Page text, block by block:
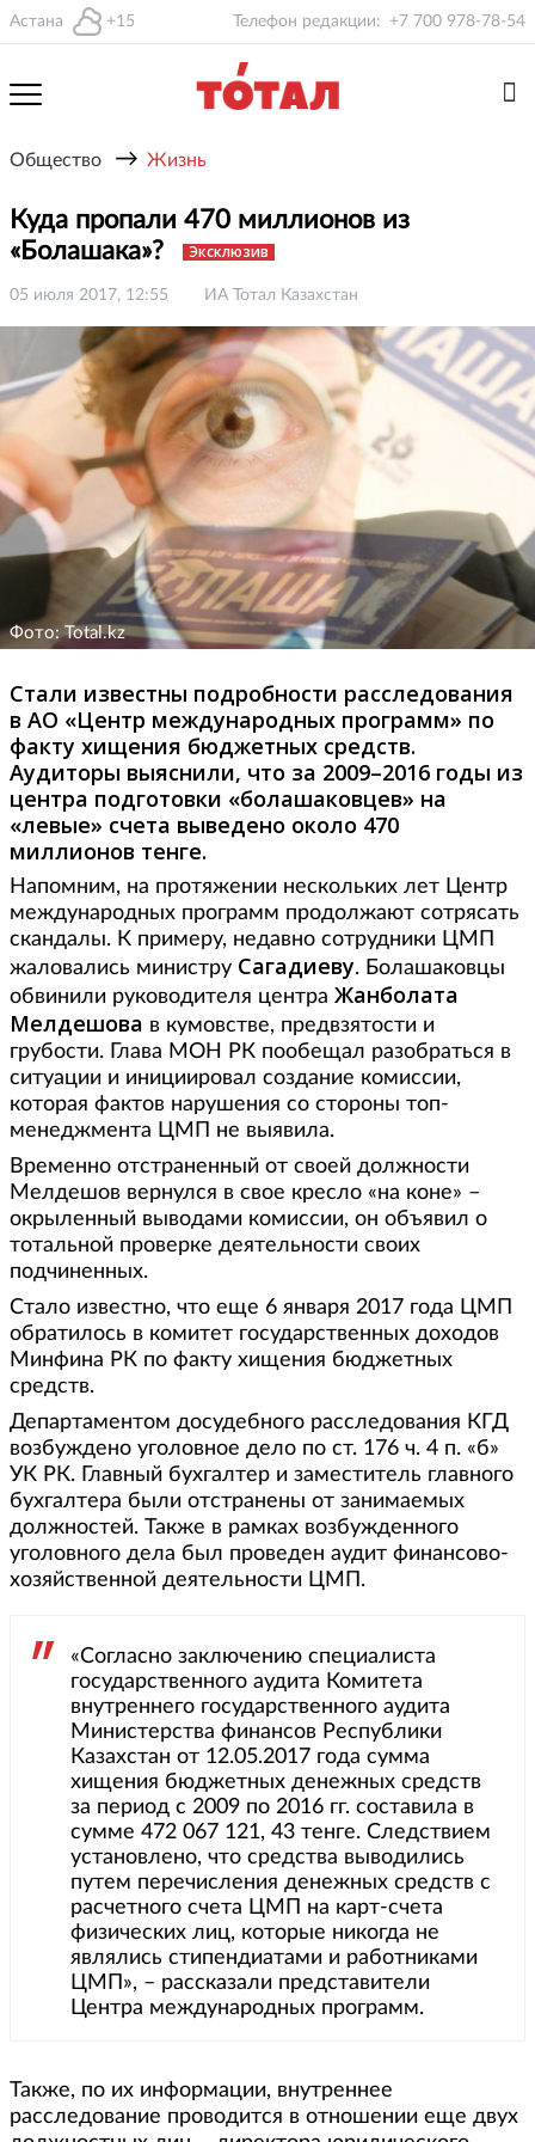
Астана +15 Телефон редакции: +7 700 978-78-54
Общество → Жизнь
Куда пропали 470 миллионов из
«Болашака»?
Эксклюзив
05 июля 2017, 12:55 ИА Тотал Казахстан
Фото: Total.kz
Стали известны подробности расследования
в АО «Центр международных программ» по
факту хищения бюджетных средств.
Аудиторы выяснили, что за 2009–2016 годы из
центра подготовки «болашаковцев» на
«левые» счета выведено около 470
миллионов тенге.
Напомним, на протяжении нескольких лет Центр
международных программ продолжают сотрясать
скандалы. К примеру, недавно сотрудники ЦМП
жаловались министру Сагадиеву. Болашаковцы
обвинили руководителя центра Жанболата
Мелдешова в кумовстве, предвзятости и
грубости. Глава МОН РК пообещал разобраться в
ситуации и инициировал создание комиссии,
которая фактов нарушения со стороны топ-
менеджмента ЦМП не выявила.
Временно отстраненный от своей должности
Мелдешов вернулся в свое кресло «на коне» –
окрыленный выводами комиссии, он объявил о
тотальной проверке деятельности своих
подчиненных.
Стало известно, что еще 6 января 2017 года ЦМП
обратилось в комитет государственных доходов
Минфина РК по факту хищения бюджетных
средств.
Департаментом досудебного расследования КГД
возбуждено уголовное дело по ст. 176 ч. 4 п. «б»
УК РК. Главный бухгалтер и заместитель главного
бухгалтера были отстранены от занимаемых
должностей. Также в рамках возбужденного
уголовного дела был проведен аудит финансово-
хозяйственной деятельности ЦМП.
«Согласно заключению специалиста
государственного аудита Комитета
внутреннего государственного аудита
Министерства финансов Республики
Казахстан от 12.05.2017 года сумма
хищения бюджетных денежных средств
за период с 2009 по 2016 гг. составила в
сумме 472 067 121, 43 тенге. Следствием
установлено, что средства выводились
путем перечисления денежных средств с
расчетного счета ЦМП на карт-счета
физических лиц, которые никогда не
являлись стипендиатами и работниками
ЦМП», – рассказали представители
Центра международных программ.
Также, по их информации, внутреннее
расследование проводится в отношении еще двух